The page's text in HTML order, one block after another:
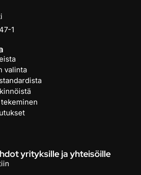
1
valinta
yrityksille ja yhteisöille